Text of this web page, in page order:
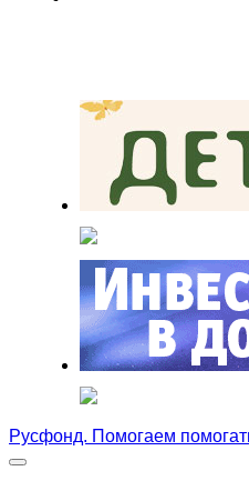
Русфонд. Помогаем